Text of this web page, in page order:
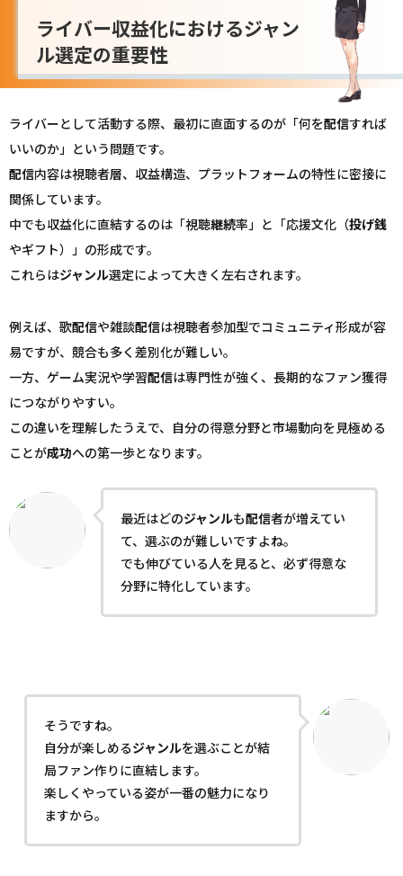
ライバー収益化におけるジャン
ル選定の重要性
ライバーとして活動する際、最初に直面するのが「何を配信すれば
いいのか」という問題です。
配信内容は視聴者層、収益構造、プラットフォームの特性に密接に
関係しています。
中でも収益化に直結するのは「視聴継続率」と「応援文化（投げ銭
やギフト）」の形成です。
これらはジャンル選定によって大きく左右されます。
例えば、歌配信や雑談配信は視聴者参加型でコミュニティ形成が容
易ですが、競合も多く差別化が難しい。
一方、ゲーム実況や学習配信は専門性が強く、長期的なファン獲得
につながりやすい。
この違いを理解したうえで、自分の得意分野と市場動向を見極める
ことが成功への第一歩となります。
最近はどのジャンルも配信者が増えてい
て、選ぶのが難しいですよね。
でも伸びている人を見ると、必ず得意な
分野に特化しています。
そうですね。
自分が楽しめるジャンルを選ぶことが結
局ファン作りに直結します。
楽しくやっている姿が一番の魅力になり
ますから。